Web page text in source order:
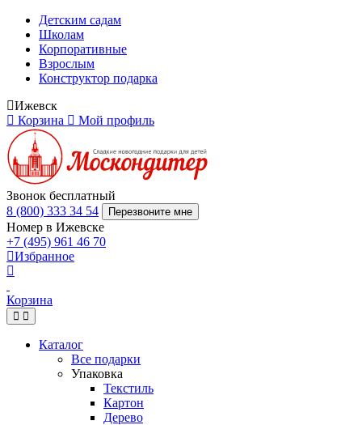
Детским садам
Школам
Корпоративные
Взрослым
Конструктор подарка
Ижевск
Корзина
Мой профиль
Звонок бесплатный
8 (800) 333 34 54
Перезвоните мне
Номер в Ижевске
+7 (495) 961 46 70
Избранное
Корзина
Каталог
Все подарки
Упаковка
Текстиль
Картон
Дерево